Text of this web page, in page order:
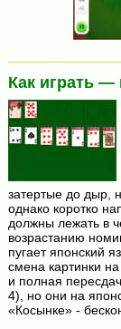
Как играть —
затертые до дыр,
однако коротко
должны лежать в
возрастанию
пугает японский
смена картинки
и полная
4), но они на
«Косынке» -